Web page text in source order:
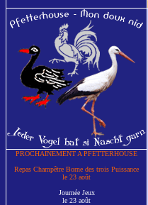
PROCHAINEMENT A PFETTERHOUSE
Repas Champêtre Borne des trois Puissance
le 23 août
Journée Jeux
le 23 août